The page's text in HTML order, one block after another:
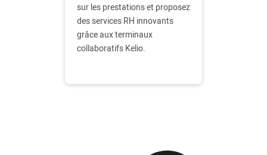
sur les prestations et proposez
des services RH innovants
grâce aux terminaux
collaboratifs Kelio.